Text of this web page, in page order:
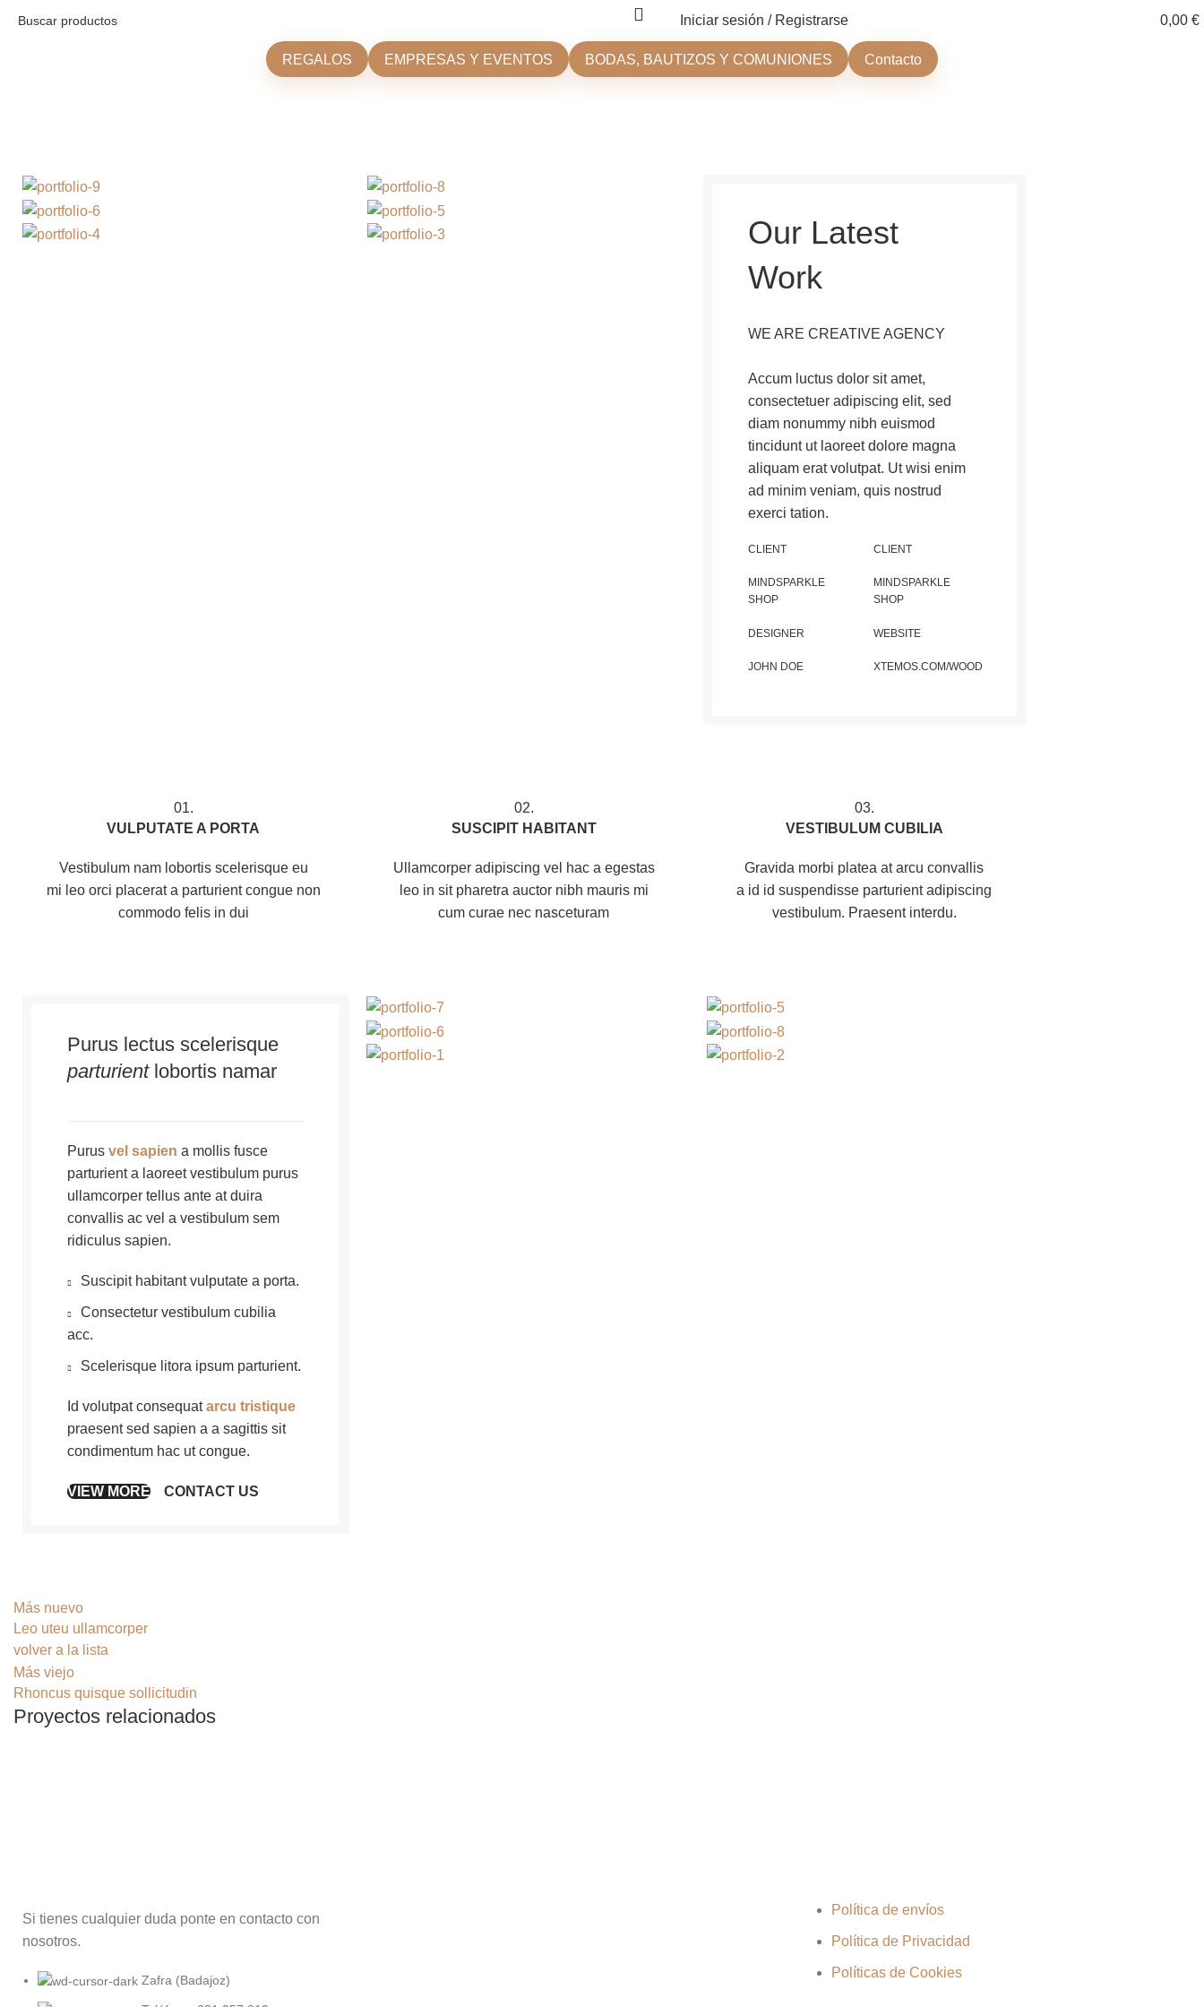
Iniciar sesión / Registrarse 0,00 €
REGALOS EMPRESAS Y EVENTOS BODAS, BAUTIZOS Y COMUNIONES Contacto
Our Latest
Work
WE ARE CREATIVE AGENCY
Accum luctus dolor sit amet,
consectetuer adipiscing elit, sed
diam nonummy nibh euismod
tincidunt ut laoreet dolore magna
aliquam erat volutpat. Ut wisi enim
ad minim veniam, quis nostrud
exerci tation.
CLIENT
MINDSPARKLE
SHOP
CLIENT
MINDSPARKLE
SHOP
DESIGNER
JOHN DOE
WEBSITE
XTEMOS.COM/WOOD
01.
VULPUTATE A PORTA
Vestibulum nam lobortis scelerisque eu
mi leo orci placerat a parturient congue non
commodo felis in dui
02.
SUSCIPIT HABITANT
Ullamcorper adipiscing vel hac a egestas
leo in sit pharetra auctor nibh mauris mi
cum curae nec nasceturam
03.
VESTIBULUM CUBILIA
Gravida morbi platea at arcu convallis
a id id suspendisse parturient adipiscing
vestibulum. Praesent interdu.
Purus lectus scelerisque
parturientlobortis namar
Purus vel sapien a mollis fusce
parturient a laoreet vestibulum purus
ullamcorper tellus ante at duira
convallis ac vel a vestibulum sem
ridiculus sapien.
Suscipit habitant vulputate a porta.
Consectetur vestibulum cubilia
acc.
Scelerisque litora ipsum parturient.
Id volutpat consequatarcu tristique
praesent sed sapien a a sagittis sit
condimentum hac ut congue.
VIEW MORE CONTACT US
Más nuevo
Leo uteu ullamcorper
volver a la lista
Más viejo
Rhoncus quisque sollicitudin
Proyectos relacionados
Si tienes cualquier duda ponte en contacto con
nosotros.
Zafra (Badajoz)
Política de envíos
Política de Privacidad
Políticas de Cookies